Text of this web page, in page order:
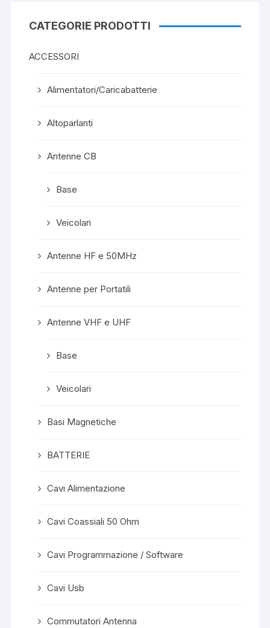
CATEGORIE PRODOTTI
ACCESSORI
Alimentatori/Caricabatterie
Altoparlanti
Antenne CB
Base
Veicolari
Antenne HF e 50MHz
Antenne per Portatili
Antenne VHF e UHF
Base
Veicolari
Basi Magnetiche
BATTERIE
Cavi Alimentazione
Cavi Coassiali 50 Ohm
Cavi Programmazione / Software
Cavi Usb
Commutatori Antenna